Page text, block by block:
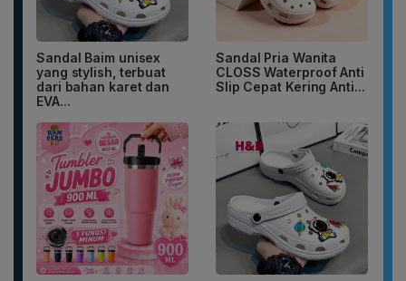
Sandal Baim unisex
yang stylish, terbuat
dari bahan karet dan
EVA...
Sandal Pria Wanita
CLOSS Waterproof Anti
Slip Cepat Kering Anti...